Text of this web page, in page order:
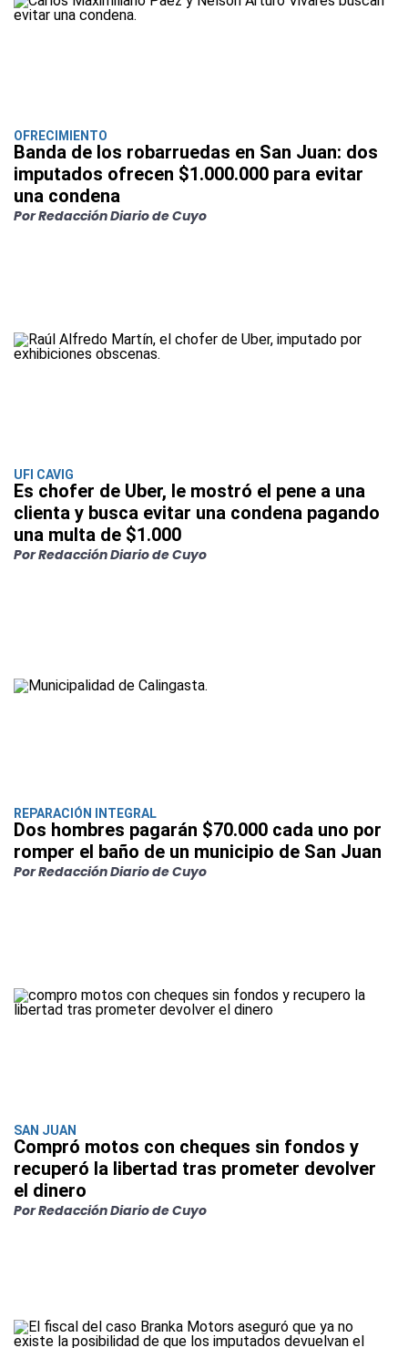
OFRECIMIENTO
Banda de los robarruedas en San Juan: dos
imputados ofrecen $1.000.000 para evitar
una condena
Por Redacción Diario de Cuyo
UFI CAVIG
Es chofer de Uber, le mostró el pene a una
clienta y busca evitar una condena pagando
una multa de $1.000
Por Redacción Diario de Cuyo
REPARACIÓN INTEGRAL
Dos hombres pagarán $70.000 cada uno por
romper el baño de un municipio de San Juan
Por Redacción Diario de Cuyo
SAN JUAN
Compró motos con cheques sin fondos y
recuperó la libertad tras prometer devolver
el dinero
Por Redacción Diario de Cuyo